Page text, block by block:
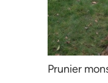
Prunier